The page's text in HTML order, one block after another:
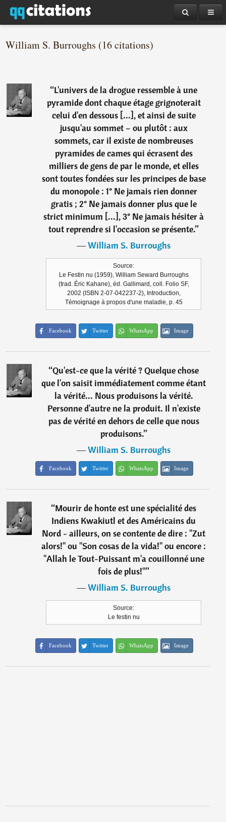
William S. Burroughs (16 citations)
“L'univers de la drogue ressemble à une
pyramide dont chaque étage grignoterait
celui d'en dessous [...], et ainsi de suite
jusqu'au sommet – ou plutôt : aux
sommets, car il existe de nombreuses
pyramides de cames qui écrasent des
milliers de gens de par le monde, et elles
sont toutes fondées sur les principes de base
du monopole : 1° Ne jamais rien donner
gratis ; 2° Ne jamais donner plus que le
strict minimum [...], 3° Ne jamais hésiter à
tout reprendre si l'occasion se présente.”
―William S. Burroughs
Source:
Le Festin nu (1959), William Seward Burroughs
(trad. Éric Kahane), éd. Gallimard, coll. Folio SF,
2002 (ISBN 2-07-042237-2), Introduction,
Témoignage à propos d'une maladie, p. 45
Facebook Twitter WhatsApp Image
“Qu'est-ce que la vérité ? Quelque chose
que l'on saisit immédiatement comme étant
la vérité... Nous produisons la vérité.
Personne d'autre ne la produit. Il n'existe
pas de vérité en dehors de celle que nous
produisons.”
―William S. Burroughs
Facebook Twitter WhatsApp Image
“Mourir de honte est une spécialité des
Indiens Kwakiutl et des Américains du
Nord - ailleurs, on se contente de dire : "Zut
alors!" ou "Son cosas de la vida!" ou encore :
"Allah le Tout-Puissant m'a couillonné une
fois de plus!"”
―William S. Burroughs
Source:
Le festin nu
Facebook Twitter WhatsApp Image